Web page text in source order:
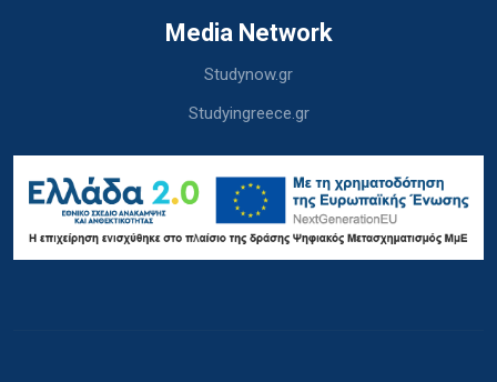
Media Network
Studynow.gr
Studyingreece.gr